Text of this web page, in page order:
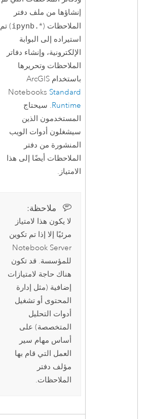
إنشاؤها من ملف دفتر
الملاحظات (*.ipynb
) تم
استيراده إلى البوابة
الإلكترونية، وإنشاء دفاتر
الملاحظات وتحريرها
باستخدامArcGIS
Notebooks Standard
Runtime. سيحتاج
المستخدمون الذين
سيشغلون أدوات الويب
المنشورة من دفتر
الملاحظات أيضًا إلى هذا
الامتياز.
ملاحظة:‏
لا يكون هذا لامتياز
مرئيًا إلا إذا تم تكوين
Notebook Server
للمؤسسة. قد تكون
هناك حاجة لامتيازات
إضافية (مثل إدارة
المحتوى أو تشغيل
أدوات التحليل
المتخصصة) على
أساس مهام سير
العمل التي قام بها
مؤلف دفتر
الملاحظات.